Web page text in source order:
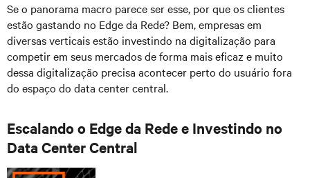
Se o panorama macro parece ser esse, por que os clientes
estão gastando no Edge da Rede? Bem, empresas em
diversas verticais estão investindo na digitalização para
competir em seus mercados de forma mais eficaz e muito
dessa digitalização precisa acontecer perto do usuário fora
do espaço do data center central.
Escalando o Edge da Rede e Investindo no
Data Center Central